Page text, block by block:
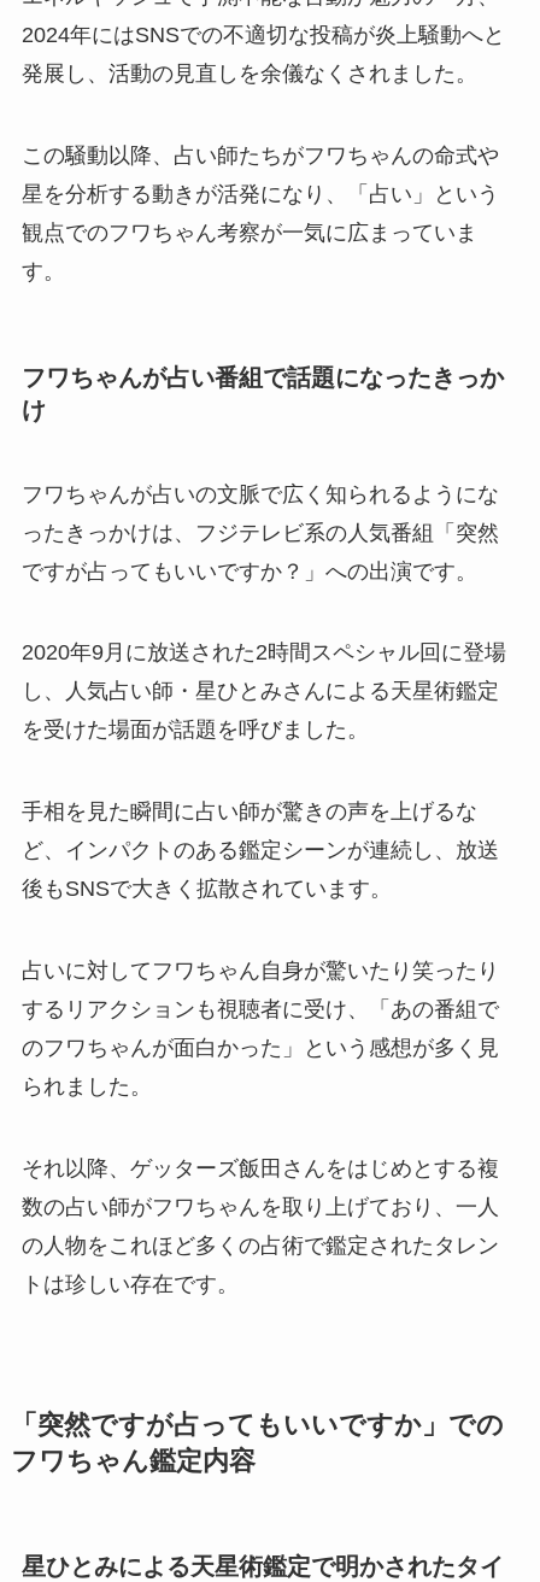
2024年にはSNSでの不適切な投稿が炎上騒動へと
発展し、活動の見直しを余儀なくされました。
この騒動以降、占い師たちがフワちゃんの命式や
星を分析する動きが活発になり、「占い」という
観点でのフワちゃん考察が一気に広まっていま
す。
フワちゃんが占い番組で話題になったきっか
け
フワちゃんが占いの文脈で広く知られるようにな
ったきっかけは、フジテレビ系の人気番組「突然
ですが占ってもいいですか？」への出演です。
2020年9月に放送された2時間スペシャル回に登場
し、人気占い師・星ひとみさんによる天星術鑑定
を受けた場面が話題を呼びました。
手相を見た瞬間に占い師が驚きの声を上げるな
ど、インパクトのある鑑定シーンが連続し、放送
後もSNSで大きく拡散されています。
占いに対してフワちゃん自身が驚いたり笑ったり
するリアクションも視聴者に受け、「あの番組で
のフワちゃんが面白かった」という感想が多く見
られました。
それ以降、ゲッターズ飯田さんをはじめとする複
数の占い師がフワちゃんを取り上げており、一人
の人物をこれほど多くの占術で鑑定されたタレン
トは珍しい存在です。
「突然ですが占ってもいいですか」での
フワちゃん鑑定内容
星ひとみによる天星術鑑定で明かされたタイ